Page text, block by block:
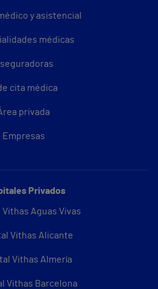
y asistencial
médicas
cita médica
privada
Empresas
Privados
Vithas Aguas Vivas
Vithas Alicante
Vithas Almería
Vithas Barcelona